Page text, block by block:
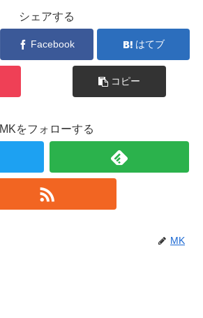
シェアする
Facebook はてブ
コピー
MKをフォローする
MK